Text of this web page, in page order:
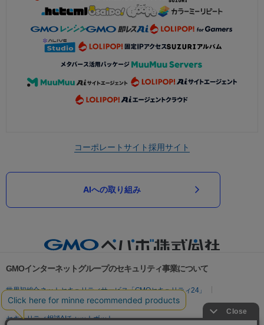
コーポレートサイト採用サイト
AIへの取り組み
GMOインターネットグループのセキュリティ事業について
世界初総合ネットセキュリティサービス「GMOセキュリティ24」
パスワード漏洩診断
Webサイトリスク診断
セキュリティ相談AIチャットボット